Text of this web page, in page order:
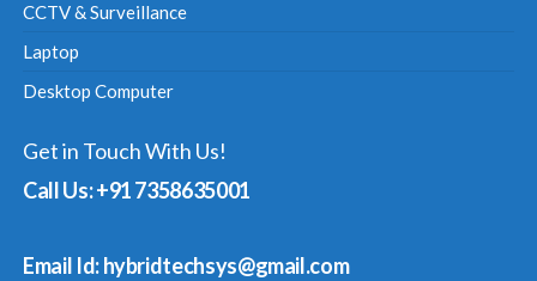
CCTV & Surveillance
Laptop
Desktop Computer
Get in Touch With Us!
Call Us: +91 7358635001
Email Id: hybridtechsys@gmail.com